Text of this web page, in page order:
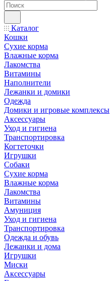
Каталог
Кошки
Сухие корма
Влажные корма
Лакомства
Витамины
Наполнители
Лежанки и домики
Одежда
Домики и игровые комплексы
Аксессуары
Уход и гигиена
Транспортировка
Когтеточки
Игрушки
Собаки
Сухие корма
Влажные корма
Лакомства
Витамины
Амуниция
Уход и гигиена
Транспортировка
Одежда и обувь
Лежанки и дома
Игрушки
Миски
Аксессуары